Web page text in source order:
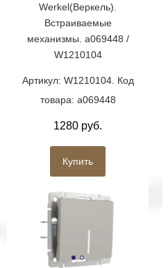
Werkel(Веркель).
Встраиваемые
механизмы. a069448 /
W1210104
Артикул: W1210104. Код
товара: a069448
1280 руб.
Купить